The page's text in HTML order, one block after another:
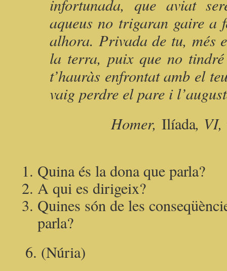
infortunada, que aviat
aqueus no trigaran gaire a
alhora. Privada de tu, més
la terra, puix que no
t’hauràs enfrontat amb el
vaig perdre el pare i
Homer, Ilíada, VI,
Quina és la dona que parla?
A qui es dirigeix?
Quines són de les
parla?
6. (Núria)